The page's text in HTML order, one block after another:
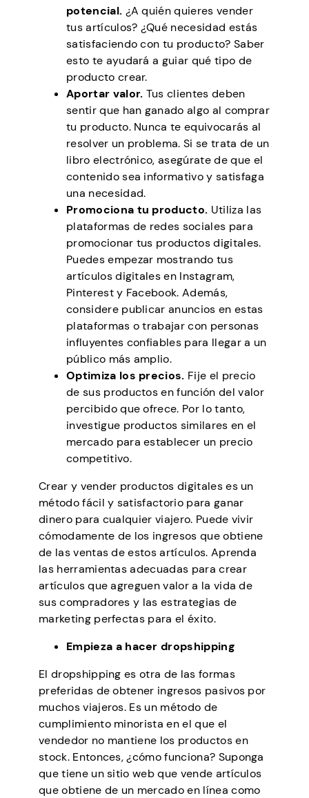
potencial. ¿A quién quieres vender
tus artículos? ¿Qué necesidad estás
satisfaciendo con tu producto? Saber
esto te ayudará a guiar qué tipo de
producto crear.
Aportar valor. Tus clientes deben
sentir que han ganado algo al comprar
tu producto. Nunca te equivocarás al
resolver un problema. Si se trata de un
libro electrónico, asegúrate de que el
contenido sea informativo y satisfaga
una necesidad.
Promociona tu producto. Utiliza las
plataformas de redes sociales para
promocionar tus productos digitales.
Puedes empezar mostrando tus
artículos digitales en Instagram,
Pinterest y Facebook. Además,
considere publicar anuncios en estas
plataformas o trabajar con personas
influyentes confiables para llegar a un
público más amplio.
Optimiza los precios. Fije el precio
de sus productos en función del valor
percibido que ofrece. Por lo tanto,
investigue productos similares en el
mercado para establecer un precio
competitivo.
Crear y vender productos digitales es un
método fácil y satisfactorio para ganar
dinero para cualquier viajero. Puede vivir
cómodamente de los ingresos que obtiene
de las ventas de estos artículos. Aprenda
las herramientas adecuadas para crear
artículos que agreguen valor a la vida de
sus compradores y las estrategias de
marketing perfectas para el éxito.
Empieza a hacer dropshipping
El dropshipping es otra de las formas
preferidas de obtener ingresos pasivos por
muchos viajeros. Es un método de
cumplimiento minorista en el que el
vendedor no mantiene los productos en
stock. Entonces, ¿cómo funciona? Suponga
que tiene un sitio web que vende artículos
que obtiene de un mercado en línea como